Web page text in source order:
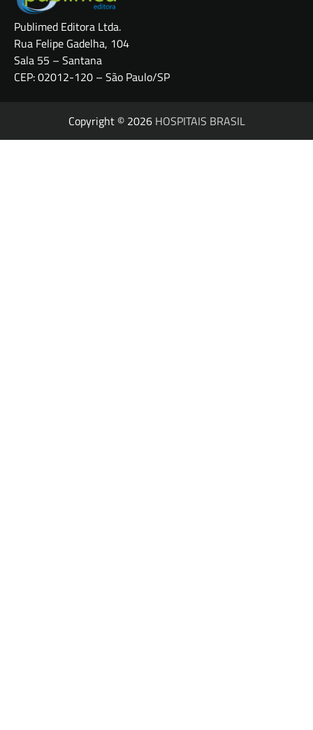
Publimed Editora Ltda.
Rua Felipe Gadelha, 104
Sala 55 – Santana
CEP: 02012-120 – São Paulo/SP
Copyright © 2026 HOSPITAIS BRASIL